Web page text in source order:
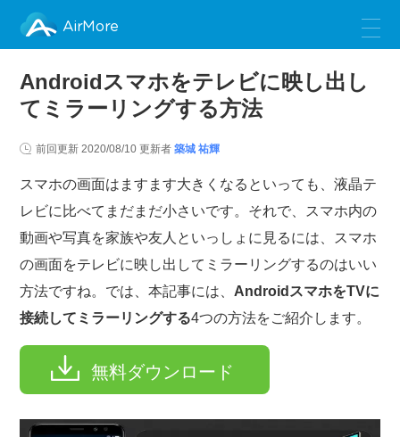
AirMore
Androidスマホをテレビに映し出し
てミラーリングする方法
前回更新2020/08/10 更新者築城 祐輝
スマホの画面はますます大きくなるといっても、液晶テ
レビに比べてまだまだ小さいです。それで、スマホ内の
動画や写真を家族や友人といっしょに見るには、スマホ
の画面をテレビに映し出してミラーリングするのはいい
方法ですね。では、本記事には、 AndroidスマホをTVに
接続してミラーリングする4つの方法をご紹介します。
無料ダウンロード